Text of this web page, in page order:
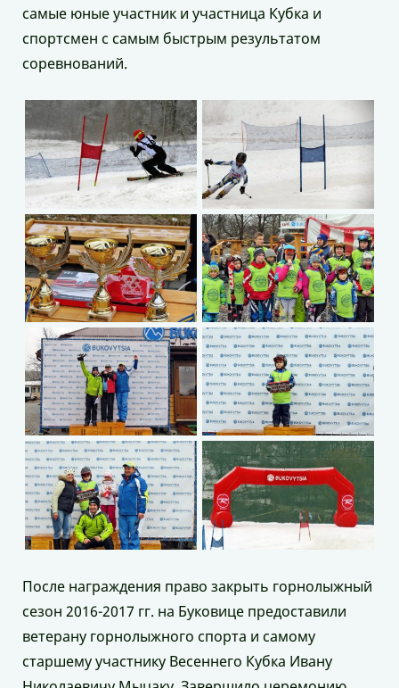
самые юные участник и участница Кубка и
спортсмен с самым быстрым результатом
соревнований.
После награждения право закрыть горнолыжный
сезон 2016-2017 гг. на Буковице предоставили
ветерану горнолыжного спорта и самому
старшему участнику Весеннего Кубка Ивану